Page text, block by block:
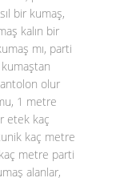
bir kumaş,
kalın bir
mı, parti
olur
1 metre
etek kaç
kaç metre
metre parti
alanlar,